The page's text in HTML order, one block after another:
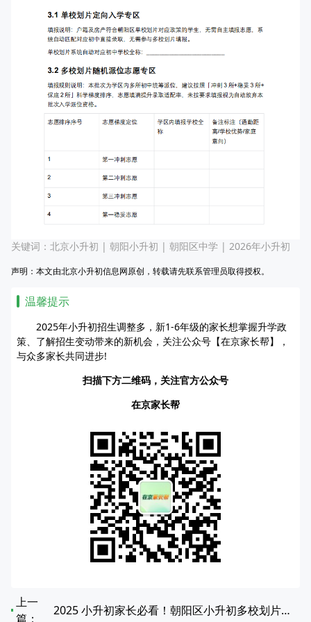
关键词： 北京小升初 | 朝阳小升初 | 朝阳区中学 | 2026年小升初
声明：本文由北京小升初信息网原创，转载请先联系管理员取得授权。
温馨提示
2025年小升初招生调整多，新1-6年级的家长想掌握升学政
策、了解招生变动带来的新机会，关注公众号【在京家长帮】，
与众多家长共同进步!
扫描下方二维码，关注官方公众号
在京家长帮
上一
篇：
2025 小升初家长必看！朝阳区小升初多校划片对应中学全览